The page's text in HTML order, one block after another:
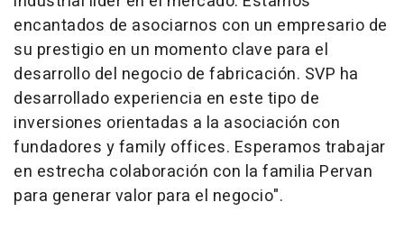
encantados de asociarnos con un empresario de
su prestigio en un momento clave para el
desarrollo del negocio de fabricación. SVP ha
desarrollado experiencia en este tipo de
inversiones orientadas a la asociación con
fundadores y family offices. Esperamos trabajar
en estrecha colaboración con la familia Pervan
para generar valor para el negocio".